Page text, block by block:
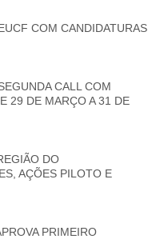
COM CANDIDATURAS
CALL COM
29 DE MARÇO A 31 DE
DO
AÇÕES PILOTO E
PRIMEIRO